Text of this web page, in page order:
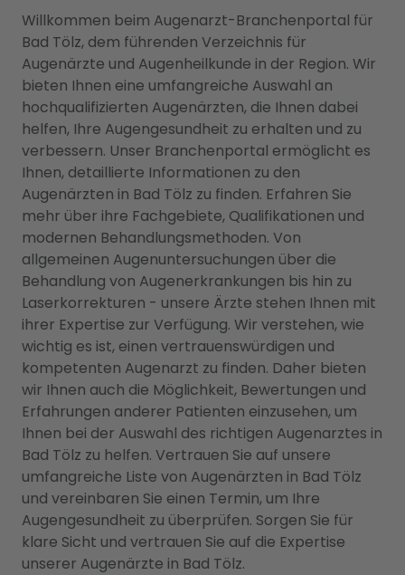
Willkommen beim Augenarzt-Branchenportal für
Bad Tölz, dem führenden Verzeichnis für
Augenärzte und Augenheilkunde in der Region. Wir
bieten Ihnen eine umfangreiche Auswahl an
hochqualifizierten Augenärzten, die Ihnen dabei
helfen, Ihre Augengesundheit zu erhalten und zu
verbessern. Unser Branchenportal ermöglicht es
Ihnen, detaillierte Informationen zu den
Augenärzten in Bad Tölz zu finden. Erfahren Sie
mehr über ihre Fachgebiete, Qualifikationen und
modernen Behandlungsmethoden. Von
allgemeinen Augenuntersuchungen über die
Behandlung von Augenerkrankungen bis hin zu
Laserkorrekturen - unsere Ärzte stehen Ihnen mit
ihrer Expertise zur Verfügung. Wir verstehen, wie
wichtig es ist, einen vertrauenswürdigen und
kompetenten Augenarzt zu finden. Daher bieten
wir Ihnen auch die Möglichkeit, Bewertungen und
Erfahrungen anderer Patienten einzusehen, um
Ihnen bei der Auswahl des richtigen Augenarztes in
Bad Tölz zu helfen. Vertrauen Sie auf unsere
umfangreiche Liste von Augenärzten in Bad Tölz
und vereinbaren Sie einen Termin, um Ihre
Augengesundheit zu überprüfen. Sorgen Sie für
klare Sicht und vertrauen Sie auf die Expertise
unserer Augenärzte in Bad Tölz.